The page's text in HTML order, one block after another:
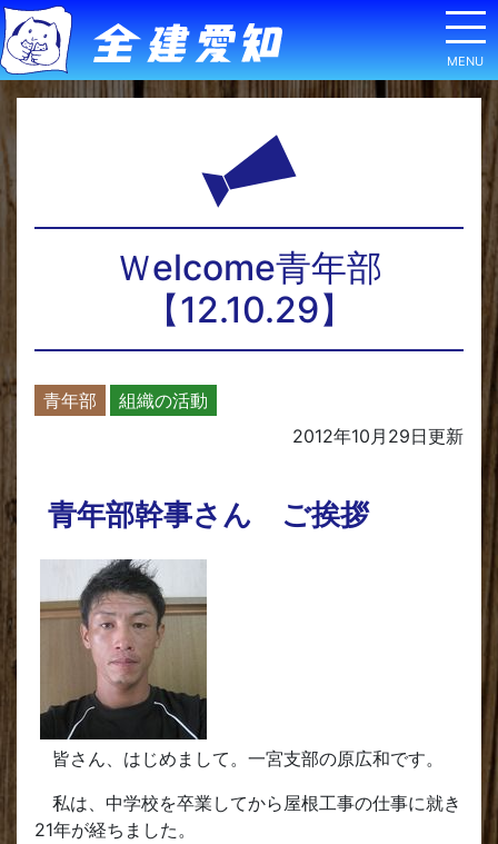
Ｗelcome青年部
【12.10.29】
青年部
組織の活動
2012年10月29日更新
青年部幹事さん ご挨拶
皆さん、はじめまして。一宮支部の原広和です。
私は、中学校を卒業してから屋根工事の仕事に就き
21年が経ちました。